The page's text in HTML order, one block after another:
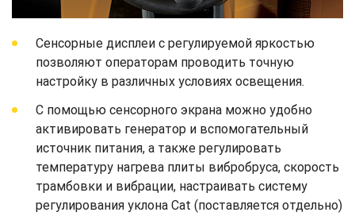
Сенсорные дисплеи с регулируемой яркостью
позволяют операторам проводить точную
настройку в различных условиях освещения.
С помощью сенсорного экрана можно удобно
активировать генератор и вспомогательный
источник питания, а также регулировать
температуру нагрева плиты вибробруса, скорость
трамбовки и вибрации, настраивать систему
регулирования уклона Cat (поставляется отдельно)